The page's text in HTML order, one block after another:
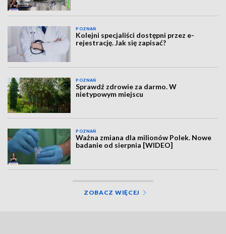
POZNAŃ
Kolejni specjaliści dostępni przez e-
rejestrację. Jak się zapisać?
POZNAŃ
Sprawdź zdrowie za darmo. W
nietypowym miejscu
POZNAŃ
Ważna zmiana dla milionów Polek. Nowe
badanie od sierpnia [WIDEO]
ZOBACZ WIĘCEJ